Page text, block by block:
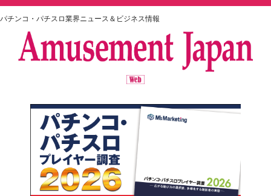
パチンコ・パチスロ業界ニュース＆ビジネス情報